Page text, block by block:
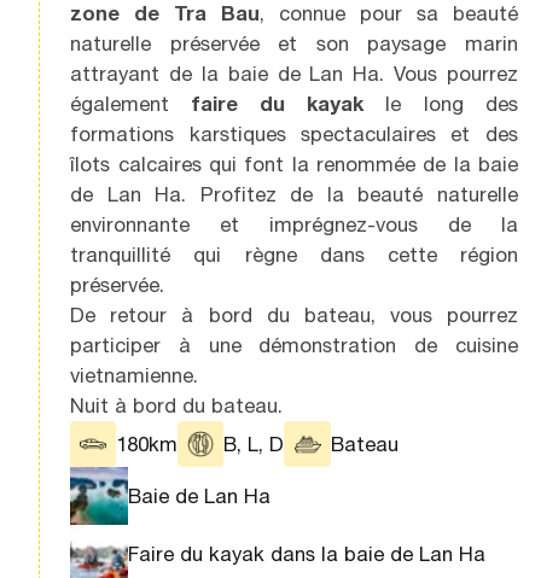
zone de Tra Bau, connue pour sa beauté
naturelle préservée et son paysage marin
attrayant de la baie de Lan Ha. Vous pourrez
également faire du kayakle long des
formations karstiques spectaculaires et des
îlots calcaires qui font la renommée de la baie
de Lan Ha. Profitez de la beauté naturelle
environnante et imprégnez-vous de la
tranquillité qui règne dans cette région
préservée.
De retour à bord du bateau, vous pourrez
participer à une démonstration de cuisine
vietnamienne.
Nuit à bord du bateau.
180km
B, L, D Bateau
Baie de Lan Ha
Faire du kayak dans la baie de Lan Ha